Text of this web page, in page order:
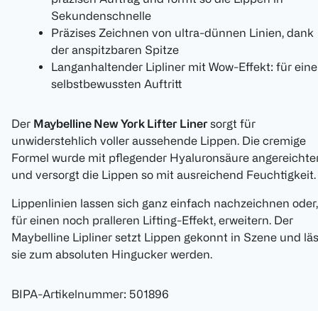
Sekundenschnelle
Präzises Zeichnen von ultra-dünnen Linien, dank
der anspitzbaren Spitze
Langanhaltender Lipliner mit Wow-Effekt: für
selbstbewussten Auftritt
Der Maybelline New York Lifter Linersorgt für
unwiderstehlich voller aussehende Lippen. Die cremige
Formel wurde mit pflegender Hyaluronsäure
und versorgt die Lippen so mit ausreichend Feuchtigkeit.
Lippenlinien lassen sich ganz einfach nachzeichnen oder,
für einen noch pralleren Lifting-Effekt, erweitern. Der
Maybelline Lipliner setzt Lippen gekonnt in Szene und
sie zum absoluten Hingucker werden.
BIPA-Artikelnummer: 501896